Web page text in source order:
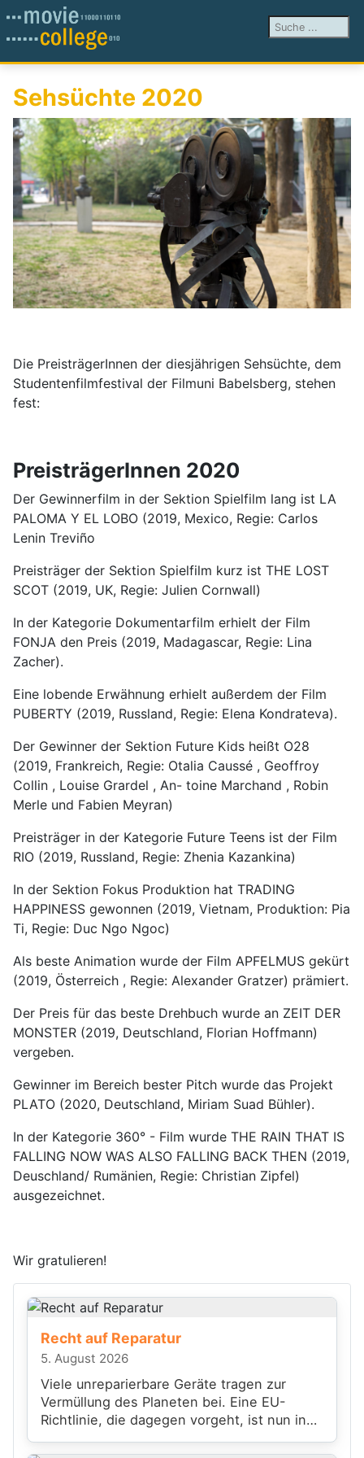
Suchen ...
Recht auf Reparatur
5. August 2026
Viele unreparierbare Geräte tragen zur
Vermüllung des Planeten bei. Eine EU-
Richtlinie, die dagegen vorgeht, ist nun in
Kraft getreten
Sehsüchte 2020
Die PreisträgerInnen der diesjährigen Sehsüchte, dem
Studentenfilmfestival der Filmuni Babelsberg, stehen
fest:
PreisträgerInnen 2020
Der Gewinnerfilm in der Sektion Spielfilm lang ist LA
PALOMA Y EL LOBO (2019, Mexico, Regie: Carlos
Lenin Treviño
Preisträger der Sektion Spielfilm kurz ist THE LOST
SCOT (2019, UK, Regie: Julien Cornwall)
In der Kategorie Dokumentarfilm erhielt der Film
FONJA den Preis (2019, Madagascar, Regie: Lina
Zacher).
Eine lobende Erwähnung erhielt außerdem der Film
PUBERTY (2019, Russland, Regie: Elena Kondrateva).
Der Gewinner der Sektion Future Kids heißt O28
(2019, Frankreich, Regie: Otalia Caussé , Geoffroy
Collin , Louise Grardel , An- toine Marchand , Robin
Merle und Fabien Meyran)
Preisträger in der Kategorie Future Teens ist der Film
RIO (2019, Russland, Regie: Zhenia Kazankina)
In der Sektion Fokus Produktion hat TRADING
HAPPINESS gewonnen (2019, Vietnam, Produktion: Pia
Ti, Regie: Duc Ngo Ngoc)
Als beste Animation wurde der Film APFELMUS gekürt
(2019, Österreich , Regie: Alexander Gratzer) prämiert.
Der Preis für das beste Drehbuch wurde an ZEIT DER
MONSTER (2019, Deutschland, Florian Hoffmann)
vergeben.
Gewinner im Bereich bester Pitch wurde das Projekt
PLATO (2020, Deutschland, Miriam Suad Bühler).
In der Kategorie 360° - Film wurde THE RAIN THAT IS
FALLING NOW WAS ALSO FALLING BACK THEN (2019,
Deuschland/ Rumänien, Regie: Christian Zipfel)
ausgezeichnet.
Wir gratulieren!